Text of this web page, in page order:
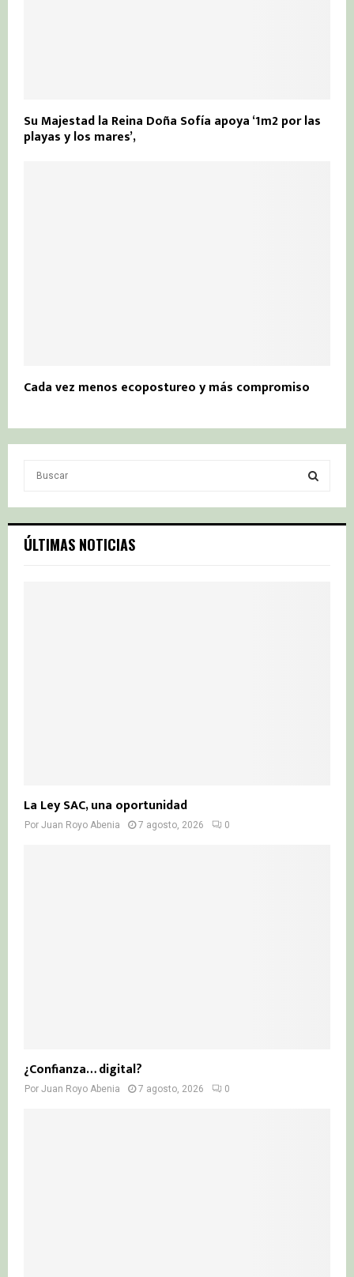
Su Majestad la Reina Doña Sofía apoya ‘1m2 por las
playas y los mares’,
Cada vez menos ecopostureo y más compromiso
c
h
S
ÚLTIMAS NOTICIAS
La Ley SAC, una oportunidad
Por Juan Royo Abenia 7 agosto, 2026 0
¿Confianza… digital?
Por Juan Royo Abenia 7 agosto, 2026 0